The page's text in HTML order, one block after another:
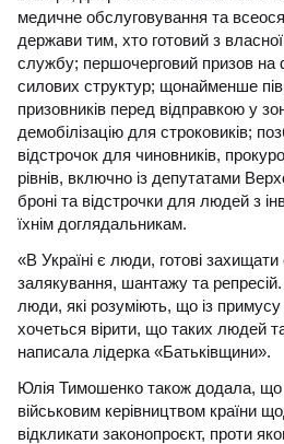
медичне обслуговування та
держави тим, хто готовий з
службу; першочерговий призов на
силових структур; щонайменше
призовників перед відправкою у
демобілізацію для строковиків;
відстрочок для чиновників,
рівнів, включно із депутатами
броні та відстрочки для людей з
їхнім доглядальникам.
«В Україні є люди, готові
залякування, шантажу та
люди, які розуміють, що із
хочеться вірити, що таких людей
написала лідерка «Батьківщини».
Юлія Тимошенко також додала, що
військовим керівництвом країни
відкликати законопроєкт, проти